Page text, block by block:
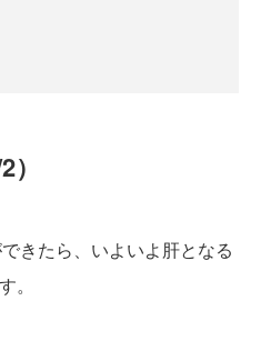
きたら、いよいよ肝となる
。